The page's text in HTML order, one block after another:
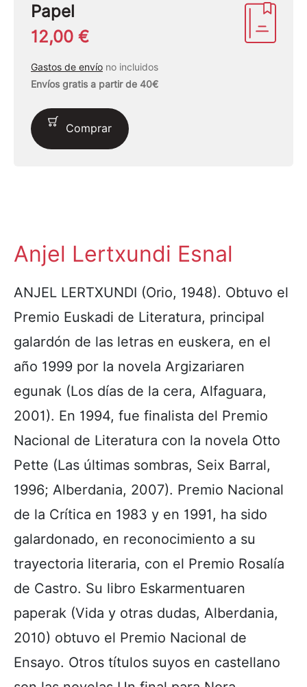
Papel
12,00 €
Gastos de envío no incluidos
Envíos gratis a partir de 40€
Comprar
Anjel Lertxundi Esnal
ANJEL LERTXUNDI (Orio, 1948). Obtuvo el
Premio Euskadi de Literatura, principal
galardón de las letras en euskera, en el
año 1999 por la novela Argizariaren
egunak (Los días de la cera, Alfaguara,
2001). En 1994, fue finalista del Premio
Nacional de Literatura con la novela Otto
Pette (Las últimas sombras, Seix Barral,
1996; Alberdania, 2007). Premio Nacional
de la Crítica en 1983 y en 1991, ha sido
galardonado, en reconocimiento a su
trayectoria literaria, con el Premio Rosalía
de Castro. Su libro Eskarmentuaren
paperak (Vida y otras dudas, Alberdania,
2010) obtuvo el Premio Nacional de
Ensayo. Otros títulos suyos en castellano